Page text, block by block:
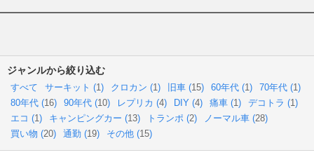
ジャンルから絞り込む
すべて サーキット (1 ) クロカン (1 ) 旧車 (15) 60年代 (1 ) 70年代 (1 )
80年代 (16) 90年代 (10) レプリカ (4) DIY (4) 痛車 (1 ) デコトラ (1 )
エコ (1 ) キャンピングカー (13) トランポ (2) ノーマル車 (28)
買い物 (20) 通勤 (19) その他 (15)